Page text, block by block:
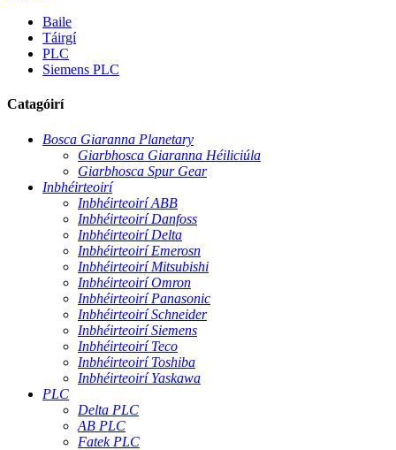
Baile
Táirgí
PLC
Siemens PLC
Catagóirí
Bosca Giaranna Planetary
Giarbhosca Giaranna Héiliciúla
Giarbhosca Spur Gear
Inbhéirteoirí
Inbhéirteoirí ABB
Inbhéirteoirí Danfoss
Inbhéirteoirí Delta
Inbhéirteoirí Emerosn
Inbhéirteoirí Mitsubishi
Inbhéirteoirí Omron
Inbhéirteoirí Panasonic
Inbhéirteoirí Schneider
Inbhéirteoirí Siemens
Inbhéirteoirí Teco
Inbhéirteoirí Toshiba
Inbhéirteoirí Yaskawa
PLC
Delta PLC
AB PLC
Fatek PLC